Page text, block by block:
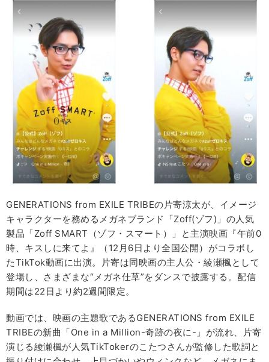
GENERATIONS from EXILE TRIBEの片寄涼太が、イメージ
キャラクターを務めるメガネブランド「Zoff(ゾフ)」の人気
製品「Zoff SMART（ゾフ・スマート）」と主演映画『午前0
時、キスしに来てよ』（12月6日より全国公開）がコラボし
たTikTok動画に出演。片寄は同映画の主人公・綾瀬楓として
登場し、さまざまな“メガネ仕草”をダンスで披露する。配信
期間は22日より約2週間限定。
動画では、映画の主題歌であるGENERATIONS from EXILE
TRIBEの新曲「One in a Million-奇跡の夜に-」が流れ、片寄
演じる綾瀬楓が人気TikTokerのこたつさんが監修した歌詞と